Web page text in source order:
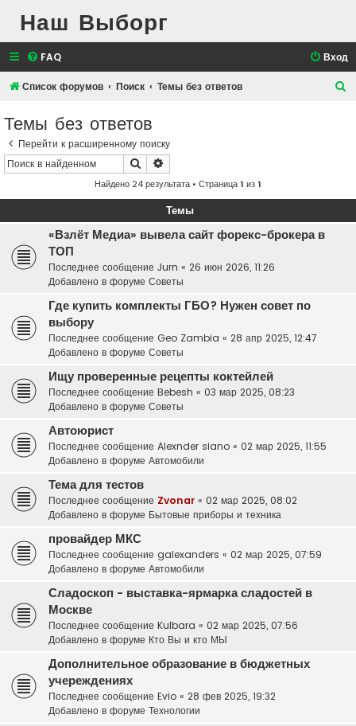
Наш Выборг
FAQ Вход
Список форумов Поиск Темы без ответов
Темы без ответов
Перейти к расширенному поиску
Поиск
Найдено 24 результата • Страница1 из1
Темы
«Взлёт Медиа» вывела сайт форекс-брокера в
ТОП
Последнее сообщение Jurn « 26 июн 2026, 11:26
Добавлено в форуме Советы
Где купить комплекты ГБО? Нужен совет по
выбору
Последнее сообщение Geo Zambia « 28 апр 2025, 12:47
Добавлено в форуме Советы
Ищу проверенные рецепты коктейлей
Последнее сообщение Bebesh « 03 мар 2025, 08:23
Добавлено в форуме Советы
Автоюрист
Последнее сообщение Alexnder siano « 02 мар 2025, 11:55
Добавлено в форуме Автомобили
Тема для тестов
Последнее сообщение Zvonar « 02 мар 2025, 08:02
Добавлено в форуме Бытовые приборы и техника
провайдер МКС
Последнее сообщение galexanders « 02 мар 2025, 07:59
Добавлено в форуме Автомобили
Сладоскоп - выставка-ярмарка сладостей в
Москве
Последнее сообщение Kulbara « 02 мар 2025, 07:56
Добавлено в форуме Кто Вы и кто МЫ
Дополнительное образование в бюджетных
учереждениях
Последнее сообщение Evio « 28 фев 2025, 19:32
Добавлено в форуме Технологии